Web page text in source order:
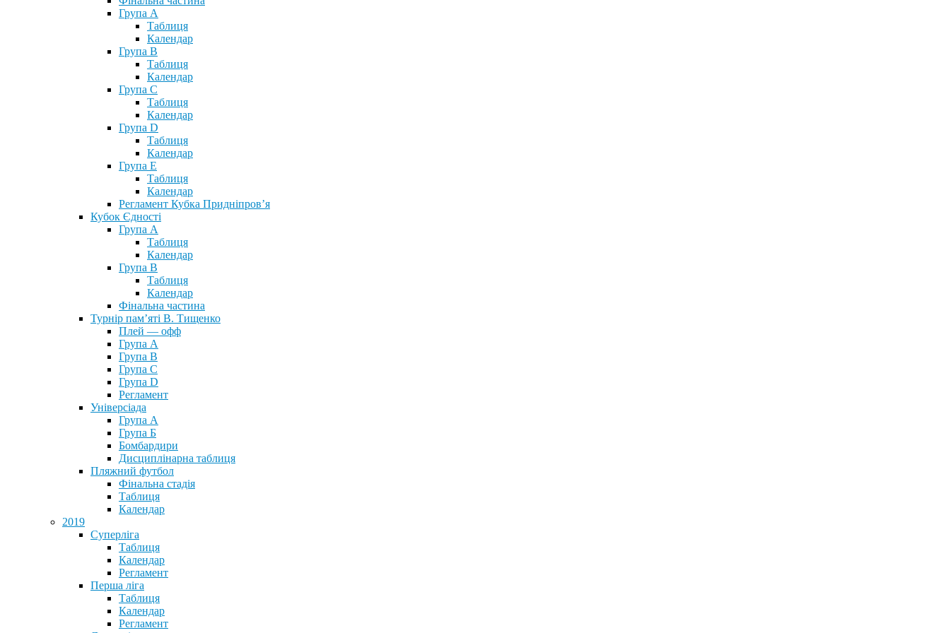
Група А
Таблиця
Календар
Група В
Таблиця
Календар
Група С
Таблиця
Календар
Група D
Таблиця
Календар
Група Е
Таблиця
Календар
Регламент Кубка Придніпров’я
Кубок Єдності
Група А
Таблиця
Календар
Група В
Таблиця
Календар
Фінальна частина
Турнір пам’яті В. Тищенко
Плей — офф
Група А
Група B
Група С
Група D
Регламент
Універсіада
Група А
Група Б
Бомбардири
Дисциплінарна таблиця
Пляжний футбол
Фінальна стадія
Таблиця
Календар
2019
Суперліга
Таблиця
Календар
Регламент
Перша ліга
Таблиця
Календар
Регламент